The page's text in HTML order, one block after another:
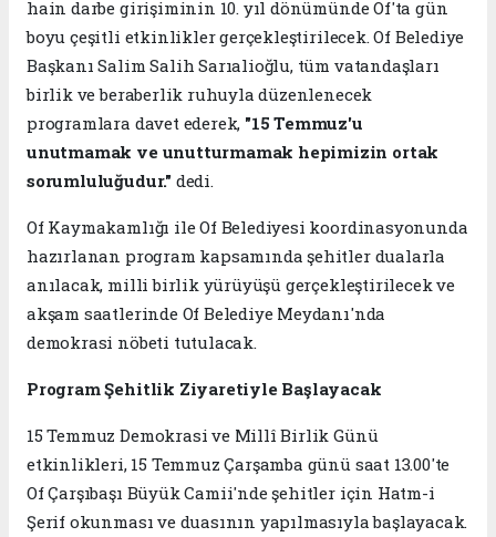
hain darbe girişiminin 10. yıl dönümünde Of'ta gün
boyu çeşitli etkinlikler gerçekleştirilecek. Of Belediye
Başkanı Salim Salih Sarıalioğlu, tüm vatandaşları
birlik ve beraberlik ruhuyla düzenlenecek
programlara davet ederek, "15 Temmuz'u
unutmamak ve unutturmamak hepimizin ortak
sorumluluğudur." dedi.
Of Kaymakamlığı ile Of Belediyesi koordinasyonunda
hazırlanan program kapsamında şehitler dualarla
anılacak, milli birlik yürüyüşü gerçekleştirilecek ve
akşam saatlerinde Of Belediye Meydanı'nda
demokrasi nöbeti tutulacak.
Program Şehitlik Ziyaretiyle Başlayacak
15 Temmuz Demokrasi ve Millî Birlik Günü
etkinlikleri, 15 Temmuz Çarşamba günü saat 13.00'te
Of Çarşıbaşı Büyük Camii'nde şehitler için Hatm-i
Şerif okunması ve duasının yapılmasıyla başlayacak.